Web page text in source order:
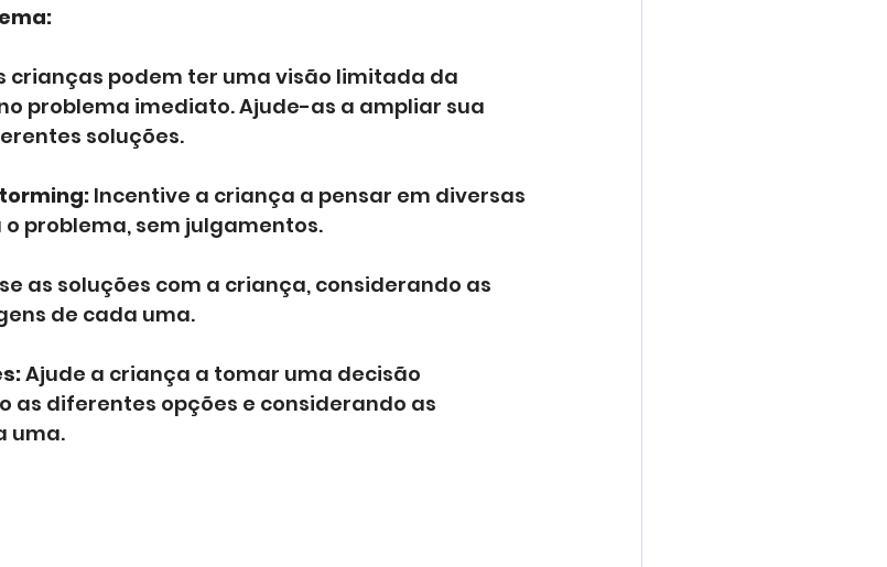
crianças podem ter uma visão limitada da
problema imediato. Ajude-as a ampliar sua
soluções.
Incentive a criança a pensar em diversas
problema, sem julgamentos.
as soluções com a criança, considerando as
de cada uma.
Ajude a criança a tomar uma decisão
as diferentes opções e considerando as
uma.